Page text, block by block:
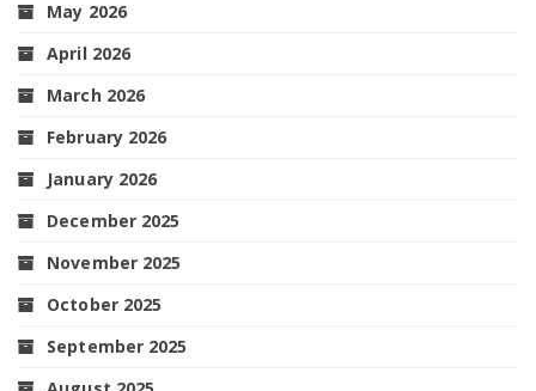
May 2026
April 2026
March 2026
February 2026
January 2026
December 2025
November 2025
October 2025
September 2025